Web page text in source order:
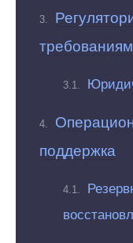
требованиям
поддержка